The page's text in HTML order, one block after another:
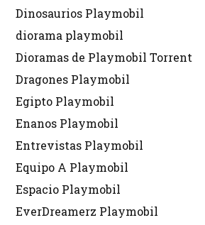
Dinosaurios Playmobil
diorama playmobil
Dioramas de Playmobil Torrent
Dragones Playmobil
Egipto Playmobil
Enanos Playmobil
Entrevistas Playmobil
Equipo A Playmobil
Espacio Playmobil
EverDreamerz Playmobil